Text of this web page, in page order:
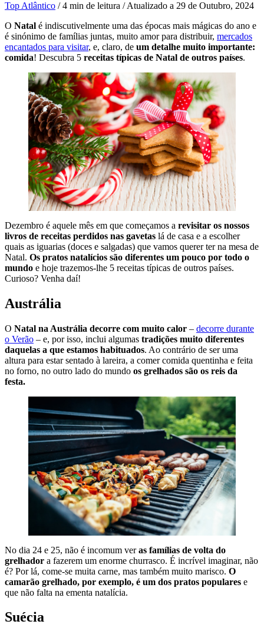
Top Atlântico / 4 min de leitura /Atualizado a 29 de Outubro, 2024
O Natal é indiscutivelmente uma das épocas mais mágicas do ano e
é sinónimo de famílias juntas, muito amor para distribuir, mercados
encantados para visitar, e, claro, de um detalhe muito importante:
comida! Descubra 5 receitas típicas de Natal de outros países.
Dezembro é aquele mês em que começamos a revisitar os nossos
livros de receitas perdidos nas gavetas lá de casa e a escolher
quais as iguarias (doces e salgadas) que vamos querer ter na mesa de
Natal. Os pratos natalícios são diferentes um pouco por todo o
mundo e hoje trazemos-lhe 5 receitas típicas de outros países.
Curioso? Venha daí!
Austrália
O Natal na Austrália decorre com muito calor – decorre durante
o Verão – e, por isso, inclui algumas tradições muito diferentes
daquelas a que estamos habituados. Ao contrário de ser uma
altura para estar sentado à lareira, a comer comida quentinha e feita
no forno, no outro lado do mundo os grelhados são os reis da
festa.
No dia 24 e 25, não é incomum veras famílias de volta do
grelhador a fazerem um enorme churrasco. É incrível imaginar, não
é? Por lá, come-se muita carne, mas também muito marisco. O
camarão grelhado, por exemplo, é um dos pratos populares e
que não falta na ementa natalícia.
Suécia